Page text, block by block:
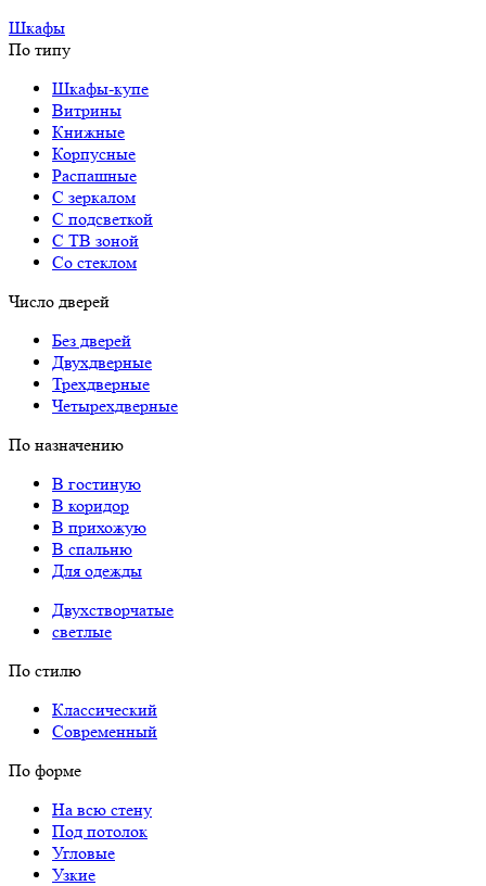
Шкафы
По типу
Шкафы-купе
Витрины
Книжные
Корпусные
Распашные
С зеркалом
С подсветкой
С ТВ зоной
Со стеклом
Число дверей
Без дверей
Двухдверные
Трехдверные
Четырехдверные
По назначению
В гостиную
В коридор
В прихожую
В спальню
Для одежды
Двухстворчатые
светлые
По стилю
Классический
Современный
По форме
На всю стену
Под потолок
Угловые
Узкие